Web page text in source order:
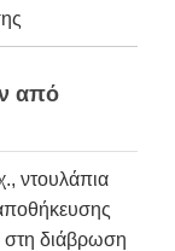
από
ντουλάπια
στη διάβρωση